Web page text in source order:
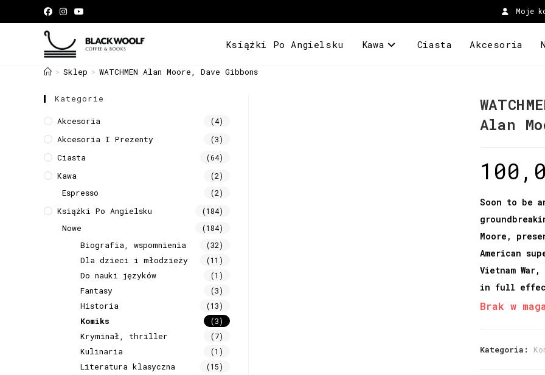
Moje
Książki Po Angielsku Kawa Ciasta Akcesoria
> Sklep > WATCHMEN Alan Moore, Dave Gibbons
Alan
Soon to be
Moore,
American
Vietnam
in full
Brak w
Kategoria:
Kategorie
Akcesoria (4)
Akcesoria I Prezenty (3)
Ciasta (64)
Kawa (2)
Espresso (2)
Książki Po Angielsku (184)
Nowe (184)
Biografia, wspomnienia (32)
Dla dzieci i młodzieży (11)
Do nauki języków (1)
Fantasy (3)
Historia (13)
Komiks (3)
Kryminał, thriller (7)
Kulinaria (1)
Literatura klasyczna (15)